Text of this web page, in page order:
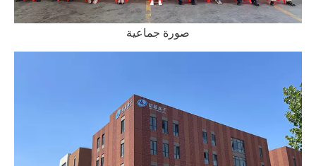
صورة جماعية